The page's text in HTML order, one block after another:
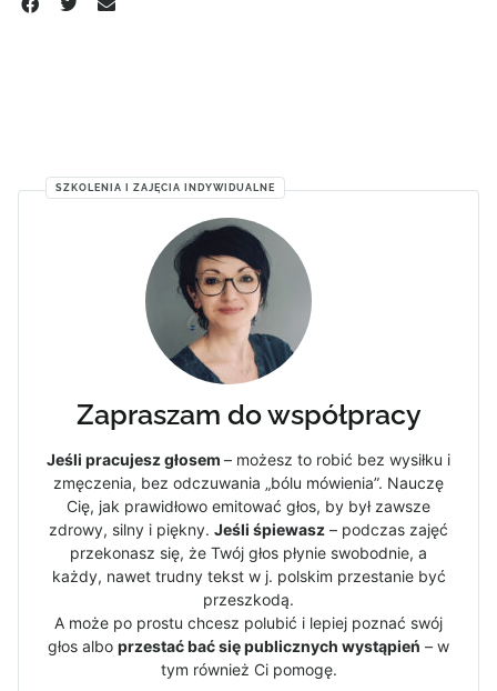
Zapraszam do współpracy
Jeśli pracujesz głosem – możesz to robić bez wysiłku i
zmęczenia, bez odczuwania „bólu mówienia”. Nauczę
Cię, jak prawidłowo emitować głos, by był zawsze
zdrowy, silny i piękny. Jeśli śpiewasz – podczas zajęć
przekonasz się, że Twój głos płynie swobodnie, a
każdy, nawet trudny tekst w j. polskim przestanie być
przeszkodą.
A może po prostu chcesz polubić i lepiej poznać swój
głos albo przestać bać się publicznych wystąpień – w
tym również Ci pomogę.
SZKOLENIA I ZAJĘCIA INDYWIDUALNE